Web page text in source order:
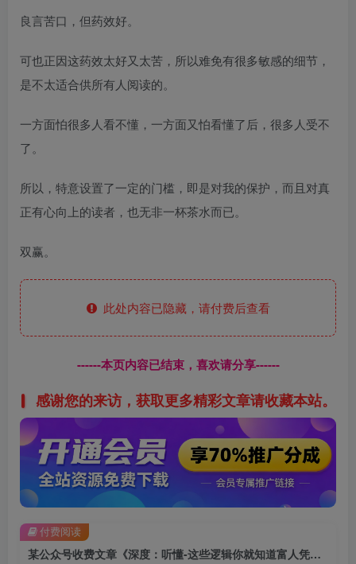
良言苦口，但药效好。
可也正因这药效太好又太苦，所以难免有很多敏感的细节，
是不太适合供所有人阅读的。
一方面怕很多人看不懂，一方面又怕看懂了后，很多人受不
了。
所以，特意设置了一定的门槛，即是对我的保护，而且对真
正有心向上的读者，也无非一杯茶水而已。
双赢。
此处内容已隐藏，请付费后查看
------本页内容已结束，喜欢请分享------
感谢您的来访，获取更多精彩文章请收藏本站。
某公众号收费文章《深度：听懂-这些逻辑你就知道富人凭什么一直赢了》
付费阅读